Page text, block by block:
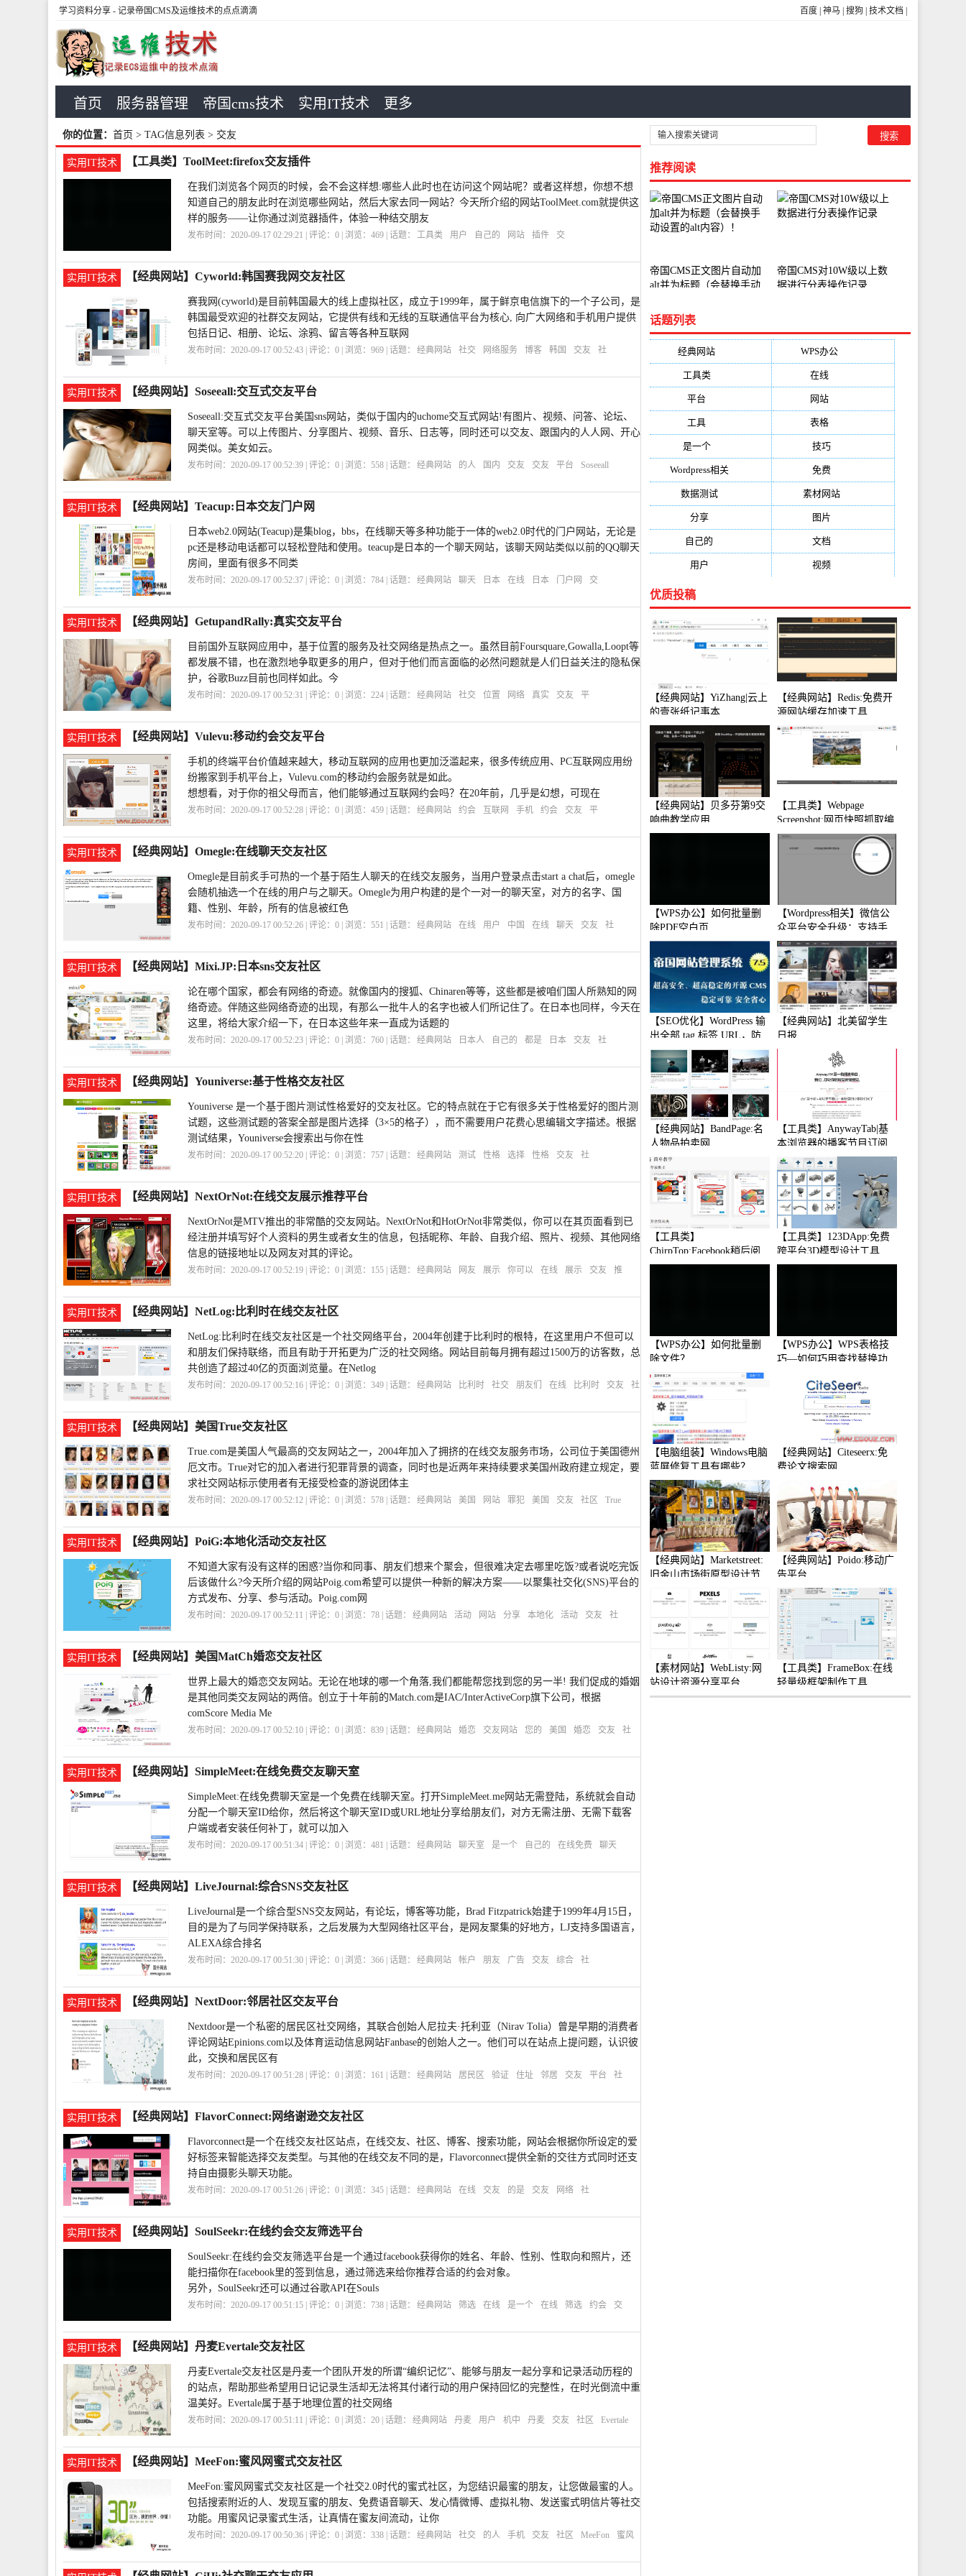
百度 神马 搜狗 技术文档
学习资料分享 - 记录帝国CMS及运维技术的点点滴滴
首页 服务器管理 帝国cms技术 实用IT技术 更多
你的位置： 首页 > TAG信息列表 > 交友
实用IT技术 【工具类】ToolMeet:firefox交友插件
在我们浏览各个网页的时候，会不会这样想:哪些人此时也在访问这个网站呢？或者这样想，你想不想
知道自己的朋友此时在浏览哪些网站，然后大家去同一网站？今天所介绍的网站ToolMeet.com就提供这
样的服务——让你通过浏览器插件，体验一种结交朋友
发布时间：2020-09-17 02:29:21 | 评论：0 | 浏览：469 | 话题： 工具类 用户 自己的 网站 插件
交
实用IT技术 【经典网站】Cyworld:韩国赛我网交友社区
赛我网(cyworld)是目前韩国最大的线上虚拟社区，成立于1999年，属于鲜京电信旗下的一个子公司，是
韩国最受欢迎的社群交友网站，它提供有线和无线的互联通信平台为核心, 向广大网络和手机用户提供
包括日记、相册、论坛、涂鸦、留言等各种互联网
发布时间：2020-09-17 00:52:43 | 评论：0 | 浏览：969 | 话题： 经典网站 社交 网络服务 博客 韩国 交友
社
实用IT技术 【经典网站】Soseeall:交互式交友平台
Soseeall:交互式交友平台美国sns网站，类似于国内的uchome交互式网站!有图片、视频、问答、论坛、
聊天室等。可以上传图片、分享图片、视频、音乐、日志等，同时还可以交友、跟国内的人人网、开心
网类似。美女如云。
发布时间：2020-09-17 00:52:39 | 评论：0 | 浏览：558 | 话题： 经典网站 的人 国内 交友 交友 平台 Soseeall
实用IT技术 【经典网站】Teacup:日本交友门户网
日本web2.0网站(Teacup)是集blog，bbs，在线聊天等多种功能于一体的web2.0时代的门户网站，无论是
pc还是移动电话都可以轻松登陆和使用。teacup是日本的一个聊天网站，该聊天网站类似以前的QQ聊天
房间，里面有很多不同类
发布时间：2020-09-17 00:52:37 | 评论：0 | 浏览： 784 | 话题： 经典网站 聊天 日本 在线 日本 门户网
交
实用IT技术 【经典网站】GetupandRally:真实交友平台
目前国外互联网应用中，基于位置的服务及社交网络是热点之一。虽然目前Foursquare,Gowalla,Loopt等
都发展不错，也在激烈地争取更多的用户，但对于他们而言面临的必然问题就是人们日益关注的隐私保
护，谷歌Buzz目前也同样如此。今
发布时间：2020-09-17 00:52:31 | 评论：0 | 浏览：224 | 话题： 经典网站 社交 位置 网络 真实 交友
平
实用IT技术 【经典网站】Vulevu:移动约会交友平台
手机的终端平台价值越来越大，移动互联网的应用也更加泛滥起来，很多传统应用、PC互联网应用纷
纷搬家到手机平台上，Vulevu.com的移动约会服务就是如此。
想想看，对于你的祖父母而言，他们能够通过互联网约会吗？在20年前，几乎是幻想，可现在
发布时间：2020-09-17 00:52:28 | 评论：0 | 浏览：459 | 话题： 经典网站 约会 互联网 手机 约会 交友
平
实用IT技术 【经典网站】Omegle:在线聊天交友社区
Omegle是目前炙手可热的一个基于陌生人聊天的在线交友服务，当用户登录点击start a chat后，omegle
会随机抽选一个在线的用户与之聊天。Omegle为用户构建的是个一对一的聊天室，对方的名字、国
籍、性别、年龄，所有的信息被红色
发布时间：2020-09-17 00:52:26 | 评论：0 | 浏览：551 | 话题： 经典网站 在线 用户 中国 在线 聊天 交友
社
实用IT技术 【经典网站】Mixi.JP:日本sns交友社区
论在哪个国家，都会有网络的奇迹。就像国内的搜狐、Chinaren等等，这些都是被咱们国人所熟知的网
络奇迹。伴随这些网络奇迹的出现，有那么一批牛人的名字也被人们所记住了。在日本也同样，今天在
这里，将给大家介绍一下，在日本这些年来一直成为话题的
发布时间：2020-09-17 00:52:23 | 评论：0 | 浏览： 760 | 话题： 经典网站 日本人 自己的 都是 日本 交友
社
实用IT技术 【经典网站】Youniverse:基于性格交友社区
Youniverse 是一个基于图片测试性格爱好的交友社区。它的特点就在于它有很多关于性格爱好的图片测
试题，这些测试题的答案全部是图片选择（3×5的格子），而不需要用户花费心思编辑文字描述。根据
测试结果，Youniverse会搜索出与你在性
发布时间：2020-09-17 00:52:20 | 评论：0 | 浏览： 757 | 话题： 经典网站 测试 性格 选择 性格 交友
社
实用IT技术 【经典网站】NextOrNot:在线交友展示推荐平台
NextOrNot是MTV推出的非常酷的交友网站。NextOrNot和HotOrNot非常类似，你可以在其页面看到已
经注册并填写好个人资料的男生或者女生的信息，包括昵称、年龄、自我介绍、照片、视频、其他网络
信息的链接地址以及网友对其的评论。
发布时间：2020-09-17 00:52:19 | 评论：0 | 浏览： 155 | 话题： 经典网站 网友 展示 你可以 在线 展示 交友
推
实用IT技术 【经典网站】NetLog:比利时在线交友社区
NetLog:比利时在线交友社区是一个社交网络平台，2004年创建于比利时的根特，在这里用户不但可以
和朋友们保持联络，而且有助于开拓更为广泛的社交网络。网站目前每月拥有超过1500万的访客数，总
共创造了超过40亿的页面浏览量。在Netlog
发布时间：2020-09-17 00:52:16 | 评论：0 | 浏览：349 | 话题： 经典网站 比利时 社交 朋友们 在线 比利时 交友
社
实用IT技术 【经典网站】美国True交友社区
True.com是美国人气最高的交友网站之一，2004年加入了拥挤的在线交友服务市场，公司位于美国德州
厄文市。True对它的加入者进行犯罪背景的调查，同时也是近两年来持续要求美国州政府建立规定，要
求社交网站标示使用者有无接受检查的游说团体主
发布时间：2020-09-17 00:52:12 | 评论：0 | 浏览：578 | 话题： 经典网站 美国 网站 罪犯 美国 交友 社区 True
实用IT技术 【经典网站】PoiG:本地化活动交友社区
不知道大家有没有这样的困惑?当你和同事、朋友们想来个聚会，但很难决定去哪里吃饭?或者说吃完饭
后该做什么?今天所介绍的网站Poig.com希望可以提供一种新的解决方案——以聚集社交化(SNS)平台的
方式发布、分享、参与活动。Poig.com网
发布时间：2020-09-17 00:52:11 | 评论：0 | 浏览： 78 | 话题： 经典网站 活动 网站 分享 本地化 活动 交友
社
实用IT技术 【经典网站】美国MatCh婚恋交友社区
世界上最大的婚恋交友网站。无论在地球的哪一个角落,我们都能帮您找到您的另一半! 我们促成的婚姻
是其他同类交友网站的两倍。创立于十年前的Match.com是IAC/InterActiveCorp旗下公司，根据
comScore Media Me
发布时间：2020-09-17 00:52:10 | 评论：0 | 浏览：839 | 话题： 经典网站 婚恋 交友网站 您的 美国 婚恋 交友
社
实用IT技术 【经典网站】SimpleMeet:在线免费交友聊天室
SimpleMeet:在线免费聊天室是一个免费在线聊天室。打开SimpleMeet.me网站无需登陆，系统就会自动
分配一个聊天室ID给你，然后将这个聊天室ID或URL地址分享给朋友们，对方无需注册、无需下载客
户端或者安装任何补丁，就可以加入
发布时间：2020-09-17 00:51:34 | 评论：0 | 浏览：481 | 话题： 经典网站 聊天室 是一个 自己的 在线免费
聊天
实用IT技术 【经典网站】LiveJournal:综合SNS交友社区
LiveJournal是一个综合型SNS交友网站，有论坛，博客等功能，Brad Fitzpatrick始建于1999年4月15日，
目的是为了与同学保持联系，之后发展为大型网络社区平台，是网友聚集的好地方，LJ支持多国语言，
ALEXA综合排名
发布时间：2020-09-17 00:51:30 | 评论：0 | 浏览：366 | 话题： 经典网站 帐户 朋友 广告 交友 综合
社
实用IT技术 【经典网站】NextDoor:邻居社区交友平台
Nextdoor是一个私密的居民区社交网络，其联合创始人尼拉夫·托利亚（Nirav Tolia）曾是早期的消费者
评论网站Epinions.com以及体育运动信息网站Fanbase的创始人之一。他们可以在站点上提问题，认识彼
此，交换和居民区有
发布时间：2020-09-17 00:51:28 | 评论：0 | 浏览： 161 | 话题： 经典网站 居民区 验证 住址 邻居 交友 平台
社
实用IT技术 【经典网站】FlavorConnect:网络谢逊交友社区
Flavorconnect是一个在线交友社区站点，在线交友、社区、博客、搜索功能，网站会根据你所设定的爱
好标签来智能选择交友类型。与其他的在线交友不同的是，Flavorconnect提供全新的交往方式同时还支
持自由摄影头聊天功能。
发布时间：2020-09-17 00:51:26 | 评论：0 | 浏览：345 | 话题： 经典网站 在线 交友 的是 交友 网络
社
实用IT技术 【经典网站】SoulSeekr:在线约会交友筛选平台
SoulSeekr:在线约会交友筛选平台是一个通过facebook获得你的姓名、年龄、性别、性取向和照片，还
能扫描你在facebook里的签到信息，通过筛选来给你推荐合适的约会对象。
另外，SoulSeekr还可以通过谷歌API在Souls
发布时间：2020-09-17 00:51:15 | 评论：0 | 浏览： 738 | 话题： 经典网站 筛选 在线 是一个 在线 筛选 约会
交
实用IT技术 【经典网站】丹麦Evertale交友社区
丹麦Evertale交友社区是丹麦一个团队开发的所谓“编织记忆”、能够与朋友一起分享和记录活动历程的
的站点，帮助那些希望用日记记录生活却无法将其付诸行动的用户保持回忆的完整性，在时光倒流中重
温美好。Evertale属于基于地理位置的社交网络
发布时间：2020-09-17 00:51:11 | 评论：0 | 浏览：20 | 话题： 经典网站 丹麦 用户 机中 丹麦 交友 社区 Evertale
实用IT技术 【经典网站】MeeFon:蜜风网蜜式交友社区
MeeFon:蜜风网蜜式交友社区是一个社交2.0时代的蜜式社区，为您结识最蜜的朋友，让您做最蜜的人。
包括搜索附近的人、发现互蜜的朋友、免费语音聊天、发心情微博、虚拟礼物、发送蜜式明信片等社交
功能。用蜜风记录蜜式生活，让真情在蜜友间流动，让你
发布时间：2020-09-17 00:50:36 | 评论：0 | 浏览：338 | 话题： 经典网站 社交 的人 手机 交友 社区 MeeFon
蜜风
推荐阅读
帝国CMS正文图片自动加
alt并为标题（会替换手动
帝国CMS对10W级以上数
据进行分表操作记录
话题列表
经典网站 WPS办公(2513)
工具类(1994) 在线(1987)
平台 网站(1170)
工具 表格(1052)
是一个(1026) 技巧
Wordpress相关(851) 免费
数据测试(788) 素材网站
分享(676) 图片
自己的 文档
用户 视频
优质投稿
【经典网站】YiZhang|云上
的壹张纸记事本
【经典网站】Redis:免费开
源网站缓存加速工具
【经典网站】贝多芬第9交
响曲教学应用
【工具类】Webpage
Screenshot:网页快照抓取编
辑工具
【WPS办公】如何批量删
除PDF空白页
【Wordpress相关】微信公
众平台安全升级：支持手
机保护
【SEO优化】WordPress 输
出全部 tag 标签 URL，防
止中文转码
【经典网站】北美留学生
日报
【经典网站】BandPage:名
人物品拍卖网
【工具类】AnywayTab|基
本浏览器的播客节目订阅
【工具类】
ChirpTop:Facebook稍后阅
读工具
【工具类】123DApp:免费
跨平台3D模型设计工具
【WPS办公】如何批量删
除文件？
【WPS办公】WPS表格技
巧—如何巧用查找替换功
【电脑组装】Windows电脑
蓝屏修复工具有哪些？
【经典网站】Citeseerx:免
费论文搜索网
【经典网站】Marketstreet:
旧金山市场街原型设计节
【经典网站】Poido:移动广
告平台
【素材网站】WebListy:网
站设计资源分享平台
【工具类】FrameBox:在线
轻量级框架制作工具